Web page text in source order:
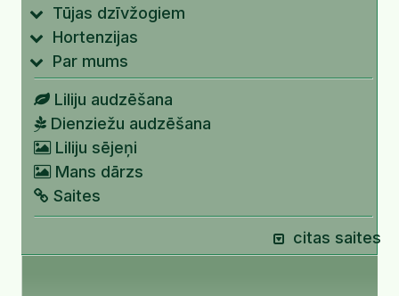
Tūjas dzīvžogiem
Hortenzijas
Par mums
Liliju audzēšana
Dienziežu audzēšana
Liliju sējeņi
Mans dārzs
Saites
citas saites